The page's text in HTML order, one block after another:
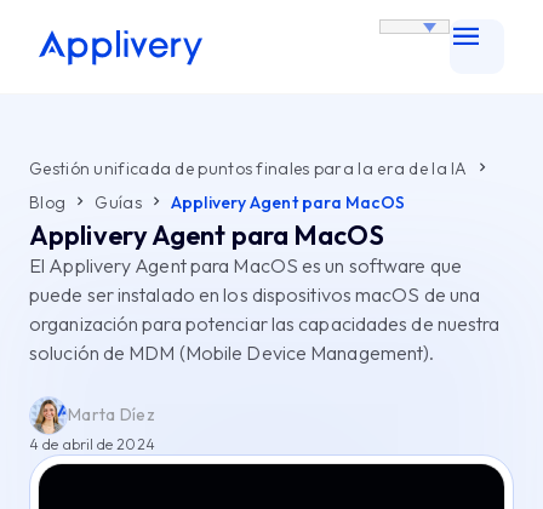
Gestión unificada de puntos finales para la era de la IA
Blog
Guías Applivery Agent para MacOS
Applivery Agent para MacOS
El Applivery Agent para MacOS es un software que
puede ser instalado en los dispositivos macOS de una
organización para potenciar las capacidades de nuestra
solución de MDM (Mobile Device Management).
Marta Díez
4 de abril de 2024